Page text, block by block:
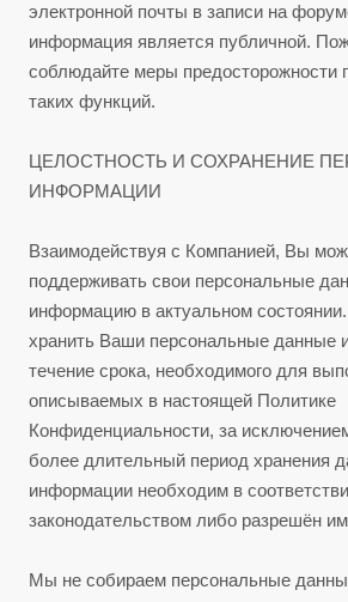
электронной почты в записи на
информация является публичной.
соблюдайте меры предосторожности
таких функций.
ЦЕЛОСТНОСТЬ И СОХРАНЕНИЕ
ИНФОРМАЦИИ
Взаимодействуя с Компанией, Вы
поддерживать свои персональные
информацию в актуальном
хранить Ваши персональные данные
течение срока, необходимого для
описываемых в настоящей Политике
Конфиденциальности, за
более длительный период хранения
информации необходим в
законодательством либо разрешён
Мы не собираем персональные